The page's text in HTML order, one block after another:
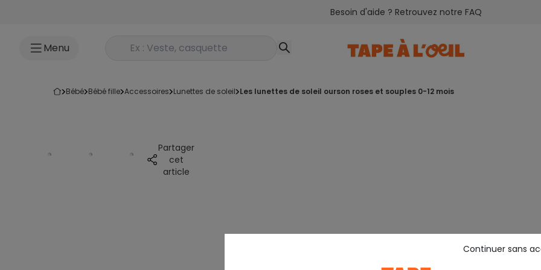
Besoin d'aide ? Retrouvez notre FAQ
Menu Rechercher un produit
bébé bébé fille accessoires lunettes de soleil les lunettes de soleil ourson roses et souples 0-12 mois
Partager
cet
article
Continuer sans